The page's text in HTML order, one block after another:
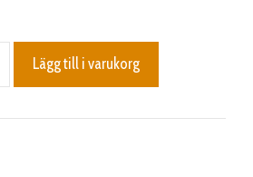
HANDLE,
mängd
Lägg till i varukorg